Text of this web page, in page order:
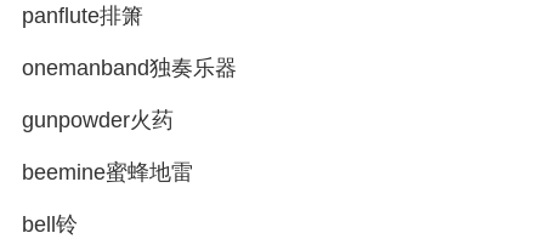
panflute排箫
onemanband独奏乐器
gunpowder火药
beemine蜜蜂地雷
bell铃